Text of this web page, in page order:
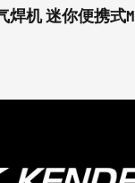
焊机 迷你便携式